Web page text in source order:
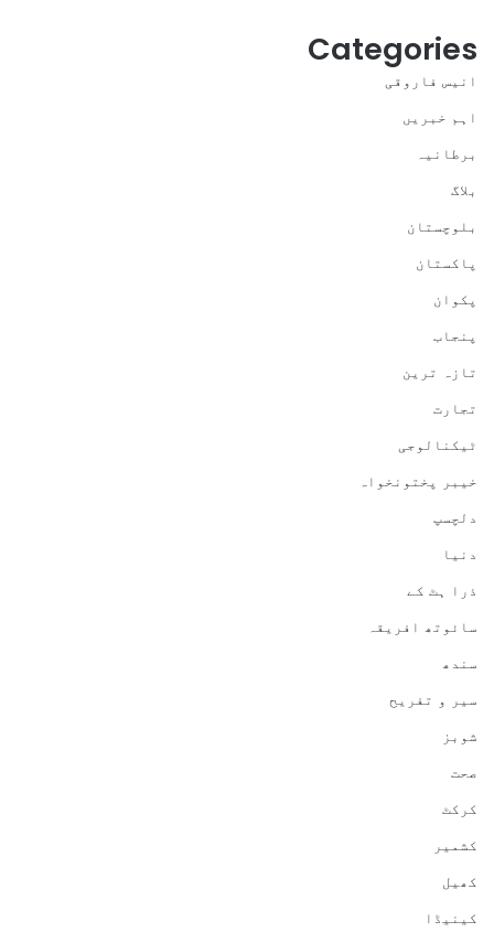
Categories
انیس فاروقی
اہم خبریں
برطانیہ
بلاگ
بلوچستان
پاکستان
پکوان
پنجاب
تازہ ترین
تجارت
ٹیکنالوجی
خیبر پختونخواہ
دلچسپ
دنیا
ذرا ہٹ کے
سائوتھ افریقہ
سندھ
سیر و تفریح
شوبز
صحت
کرکٹ
کشمیر
کھیل
کینیڈا